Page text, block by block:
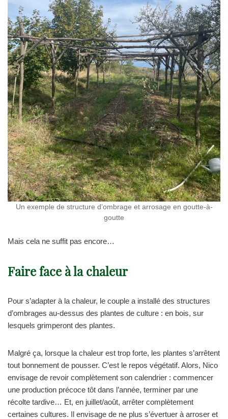
Un exemple de structure d’ombrage et arrosage en goutte-à-
goutte
Mais cela ne suffit pas encore…
Faire face à la chaleur
Pour s’adapter à la chaleur, le couple a installé des structures
d’ombrages au-dessus des plantes de culture : en bois, sur
lesquels grimperont des plantes.
Malgré ça, lorsque la chaleur est trop forte, les plantes s’arrêtent
tout bonnement de pousser. C’est le repos végétatif. Alors, Nico
envisage de revoir complètement son calendrier : commencer
une production précoce tôt dans l’année, terminer par une
récolte tardive… Et, en juillet/août, arrêter complètement
certaines cultures. Il envisage de ne plus s’évertuer à arroser et